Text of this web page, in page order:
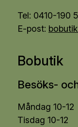
Tel: 0410-190
E-post:
Bobutik
Besöks-
Måndag 10-12
Tisdag 10-12